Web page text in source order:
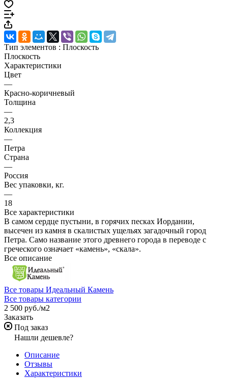
Тип элементов : Плоскость
Плоскость
Характеристики
Цвет
—
Красно-коричневый
Толщина
—
2,3
Коллекция
—
Петра
Страна
—
Россия
Вес упаковки, кг.
—
18
Все характеристики
В самом сердце пустыни, в горячих песках Иордании,
высечен из камня в скалистых ущельях загадочный город
Петра. Само название этого древнего города в переводе с
греческого означает «камень», «скала».
Все описание
Все товары Идеальный Камень
Все товары категории
2 500 руб./м2
Заказать
Под заказ
Нашли дешевле?
Описание
Отзывы
Характеристики